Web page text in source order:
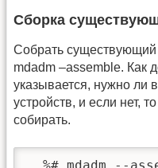
Сборка
Собрать
mdadm –assemble. Как
указывается, нужно ли
устройств, и если нет,
собирать.